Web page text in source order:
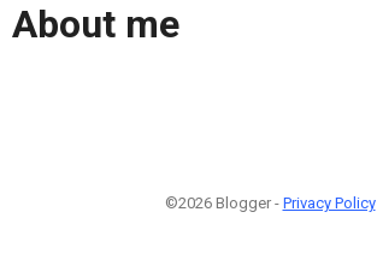
About me
©2026 Blogger - Privacy Policy